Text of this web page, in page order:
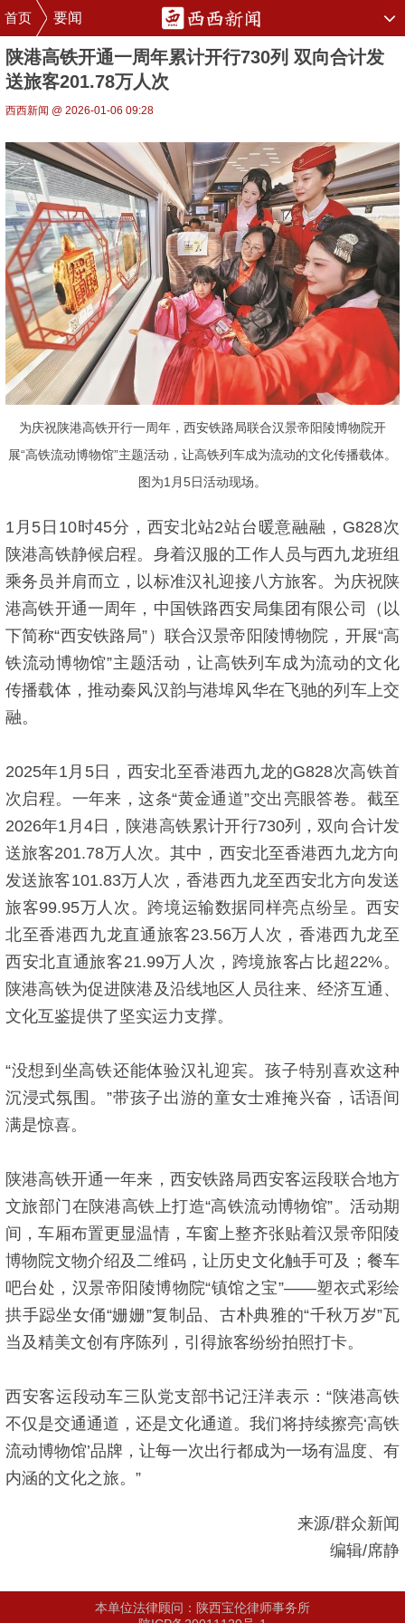
首页 要闻
陕港高铁开通一周年累计开行730列 双向合计发
送旅客201.78万人次
西西新闻 @ 2026-01-06 09:28
为庆祝陕港高铁开行一周年，西安铁路局联合汉景帝阳陵博物院开
展“高铁流动博物馆”主题活动，让高铁列车成为流动的文化传播载体。
图为1月5日活动现场。
1月5日10时45分，西安北站2站台暖意融融，G828次
陕港高铁静候启程。身着汉服的工作人员与西九龙班组
乘务员并肩而立，以标准汉礼迎接八方旅客。为庆祝陕
港高铁开通一周年，中国铁路西安局集团有限公司（以
下简称“西安铁路局”）联合汉景帝阳陵博物院，开展“高
铁流动博物馆”主题活动，让高铁列车成为流动的文化
传播载体，推动秦风汉韵与港埠风华在飞驰的列车上交
融。
2025年1月5日，西安北至香港西九龙的G828次高铁首
次启程。一年来，这条“黄金通道”交出亮眼答卷。截至
2026年1月4日，陕港高铁累计开行730列，双向合计发
送旅客201.78万人次。其中，西安北至香港西九龙方向
发送旅客101.83万人次，香港西九龙至西安北方向发送
旅客99.95万人次。跨境运输数据同样亮点纷呈。西安
北至香港西九龙直通旅客23.56万人次，香港西九龙至
西安北直通旅客21.99万人次，跨境旅客占比超22%。
陕港高铁为促进陕港及沿线地区人员往来、经济互通、
文化互鉴提供了坚实运力支撑。
“没想到坐高铁还能体验汉礼迎宾。孩子特别喜欢这种
沉浸式氛围。”带孩子出游的童女士难掩兴奋，话语间
满是惊喜。
陕港高铁开通一年来，西安铁路局西安客运段联合地方
文旅部门在陕港高铁上打造“高铁流动博物馆”。活动期
间，车厢布置更显温情，车窗上整齐张贴着汉景帝阳陵
博物院文物介绍及二维码，让历史文化触手可及；餐车
吧台处，汉景帝阳陵博物院“镇馆之宝”——塑衣式彩绘
拱手跽坐女俑“姗姗”复制品、古朴典雅的“千秋万岁”瓦
当及精美文创有序陈列，引得旅客纷纷拍照打卡。
西安客运段动车三队党支部书记汪洋表示：“陕港高铁
不仅是交通通道，还是文化通道。我们将持续擦亮‘高铁
流动博物馆’品牌，让每一次出行都成为一场有温度、有
内涵的文化之旅。”
来源/群众新闻
编辑/席静
本单位法律顾问：陕西宝伦律师事务所